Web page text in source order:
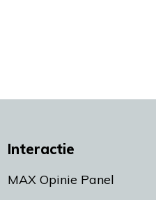
Interactie
MAX Opinie Panel